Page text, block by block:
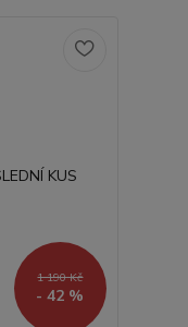
1 190 Kč
- 42 %